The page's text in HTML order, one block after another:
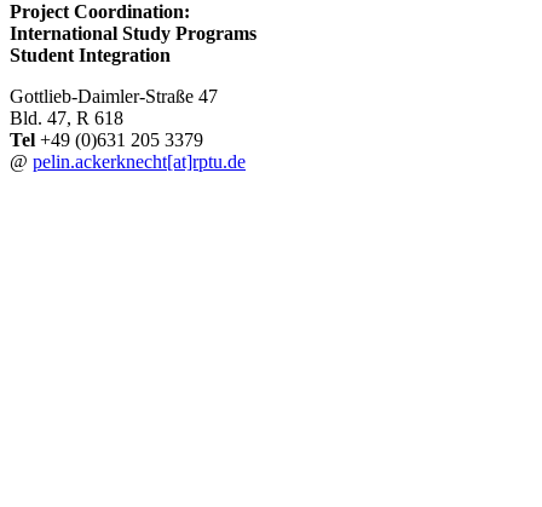
Project Coordination:
International Study Programs
Student Integration
Gottlieb-Daimler-Straße 47
Bld. 47, R 618
Tel +49 (0)631 205 3379
@ pelin.ackerknecht[at]rptu.de